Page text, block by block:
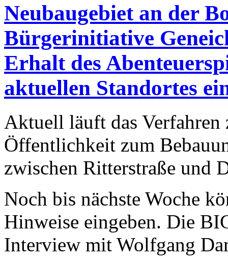
Neubaugebiet an der
Bürgerinitiative
Erhalt des
aktuellen Standortes
Aktuell läuft das
Öffentlichkeit zum
zwischen Ritterstraße und
Noch bis nächste Woche
Hinweise eingeben. Die
Interview mit Wolfgang